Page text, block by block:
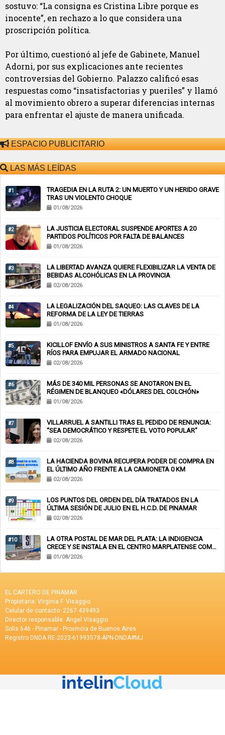
sostuvo: “La consigna es Cristina Libre porque es
inocente”, en rechazo a lo que considera una
proscripción política.
Por último, cuestionó al jefe de Gabinete, Manuel
Adorni, por sus explicaciones ante recientes
controversias del Gobierno. Palazzo calificó esas
respuestas como “insatisfactorias y pueriles” y llamó
al movimiento obrero a superar diferencias internas
para enfrentar el ajuste de manera unificada.
ESPACIO PUBLICITARIO
LAS MÁS LEÍDAS
#1
TRAGEDIA EN LA RUTA 2: UN MUERTO Y UN HERIDO GRAVE
TRAS UN VIOLENTO CHOQUE
01/08/2026
#2
LA JUSTICIA ELECTORAL SUSPENDE APORTES A 20
PARTIDOS POLÍTICOS POR FALTA DE BALANCES
01/08/2026
#3
LA LIBERTAD AVANZA QUIERE FLEXIBILIZAR LA VENTA DE
BEBIDAS ALCOHÓLICAS EN LA PROVINCIA
02/08/2026
#4
LA LEGALIZACIÓN DEL SAQUEO: LAS CLAVES DE LA
REFORMA DE LA LEY DE TIERRAS
01/08/2026
#5
KICILLOF ENVÍO A SUS MINISTROS A SANTA FE Y ENTRE
RÍOS PARA EMPUJAR EL ARMADO NACIONAL
02/08/2026
#6
MÁS DE 340 MIL PERSONAS SE ANOTARON EN EL
RÉGIMEN DE BLANQUEO «DÓLARES DEL COLCHÓN»
01/08/2026
#7
VILLARRUEL A SANTILLI TRAS EL PEDIDO DE RENUNCIA:
“SEA DEMOCRÁTICO Y RESPETE EL VOTO POPULAR”
02/08/2026
#8
LA HACIENDA BOVINA RECUPERA PODER DE COMPRA EN
EL ÚLTIMO AÑO FRENTE A LA CAMIONETA 0 KM
02/08/2026
#9
LOS PUNTOS DEL ORDEN DEL DÍA TRATADOS EN LA
ÚLTIMA SESIÓN DE JULIO EN EL H.C.D. DE PINAMAR
02/08/2026
#10
LA OTRA POSTAL DE MAR DEL PLATA: LA INDIGENCIA
CRECE Y SE INSTALA EN EL CENTRO MARPLATENSE COMO
PAISAJE COTIDIANO
01/08/2026
EL CARTERO DE PINAMAR
Propietaria: Virginia F. Visaggio
Celular de contacto: 2267 439493
Director responsable: Angel Visaggio
Solis 646 - Pinamar - Provincia de Buenos Aires
Registro DNDA RE-2023-61993578-APN-DNDA#MJ